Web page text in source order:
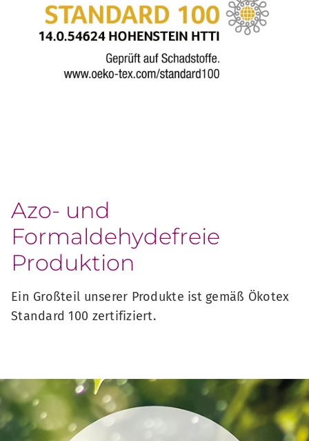
Azo- und
Formaldehydefreie
Produktion
Ein Großteil unserer Produkte ist gemäß Ökotex
Standard 100 zertifiziert.